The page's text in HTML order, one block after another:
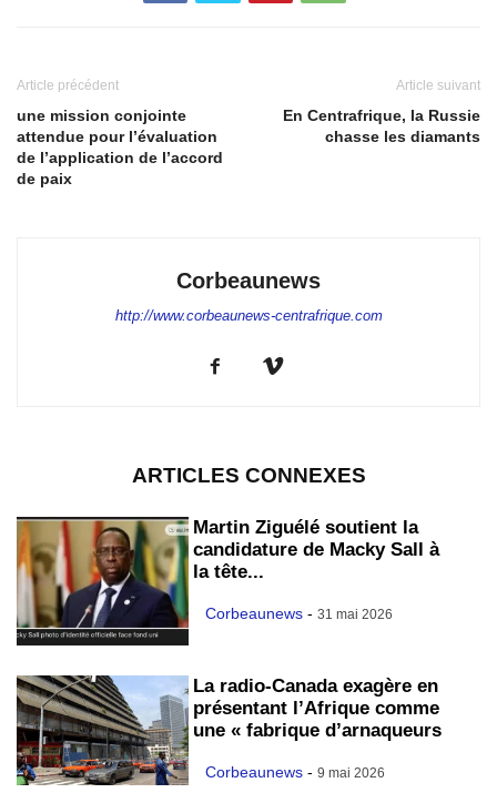
Article précédent
une mission conjointe
attendue pour l’évaluation
de l’application de l’accord
de paix
Article suivant
En Centrafrique, la Russie
chasse les diamants
Corbeaunews
http://www.corbeaunews-centrafrique.com
ARTICLES CONNEXES
Martin Ziguélé soutient la
candidature de Macky Sall à
la tête...
Corbeaunews - 31 mai 2026
La radio-Canada exagère en
présentant l’Afrique comme
une « fabrique d’arnaqueurs
Corbeaunews - 9 mai 2026